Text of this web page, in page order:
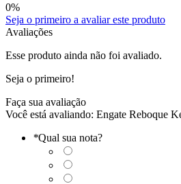
0%
Seja o primeiro a avaliar este produto
Avaliações
Esse produto ainda não foi avaliado.
Seja o primeiro!
Faça sua avaliação
Você está avaliando: Engate Reboque
*Qual sua nota?